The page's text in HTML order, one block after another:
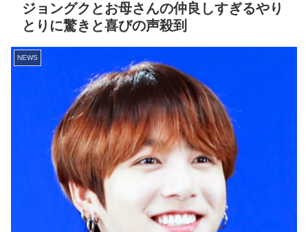
ジョングクとお母さんの仲良しすぎるやり
とりに驚きと喜びの声殺到
NEWS